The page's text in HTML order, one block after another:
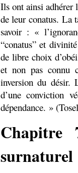
Ils ont ainsi adhérer
de leur conatus. La
savoir : «
“conatus” et
de libre choix
et non pas connu
inversion du désir.
d’une conviction
dépendance. »
surnaturel